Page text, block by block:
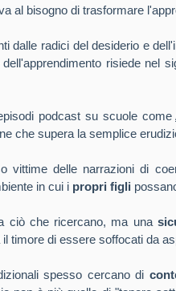
al bisogno di trasformare
dalle radici del desiderio e
risiede nel
podcast su scuole come
che supera la semplice
vittime delle narrazioni di
in cui i propri figli
ciò che ricercano, ma una
timore di essere soffocati da
spesso cercano di